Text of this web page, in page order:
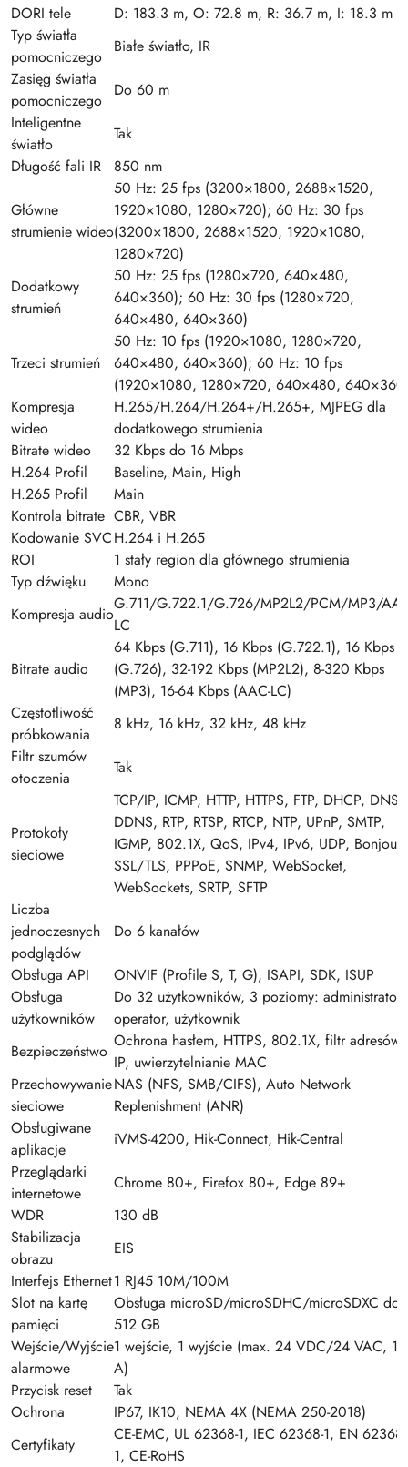
DORI tele
D: 183.3 m, O: 72.8 m, R: 36.7 m, I: 18.3 m
Typ światła
pomocniczego
Białe światło, IR
Zasięg światła
pomocniczego
Do 60 m
Inteligentne
światło
Tak
Długość fali IR
850 nm
Główne
strumienie wideo
50 Hz: 25 fps (3200×1800, 2688×1520,
1920×1080, 1280×720); 60 Hz: 30 fps
(3200×1800, 2688×1520, 1920×1080,
1280×720)
Dodatkowy
strumień
50 Hz: 25 fps (1280×720, 640×480,
640×360); 60 Hz: 30 fps (1280×720,
640×480, 640×360)
Trzeci strumień
50 Hz: 10 fps (1920×1080, 1280×720,
640×480, 640×360); 60 Hz: 10 fps
(1920×1080, 1280×720, 640×480,
Kompresja
wideo
H.265/H.264/H.264+/H.265+, MJPEG dla
dodatkowego strumienia
Bitrate wideo
32 Kbps do 16 Mbps
H.264 Profil
Baseline, Main, High
H.265 Profil
Main
Kontrola bitrate CBR, VBR
Kodowanie SVCH.264 i H.265
ROI
1 stały region dla głównego strumienia
Typ dźwięku
Mono
Kompresja audio
G.711/G.722.1/G.726/MP2L2/PCM/MP3/
LC
Bitrate audio
64 Kbps (G.711), 16 Kbps (G.722.1), 16 Kbps
(G.726), 32-192 Kbps (MP2L2), 8-320 Kbps
(MP3), 16-64 Kbps (AAC-LC)
Częstotliwość
próbkowania
8 kHz, 16 kHz, 32 kHz, 48 kHz
Filtr szumów
otoczenia
Tak
Protokoły
sieciowe
TCP/IP, ICMP, HTTP, HTTPS, FTP, DHCP, DNS,
DDNS, RTP, RTSP, RTCP, NTP, UPnP, SMTP,
IGMP, 802.1X, QoS, IPv4, IPv6, UDP, Bonjour,
SSL/TLS, PPPoE, SNMP, WebSocket,
WebSockets, SRTP, SFTP
Liczba
jednoczesnych
podglądów
Do 6 kanałów
Obsługa API
ONVIF (Profile S, T, G), ISAPI, SDK, ISUP
Obsługa
użytkowników
Do 32 użytkowników, 3 poziomy: administrator,
operator, użytkownik
Bezpieczeństwo
Ochrona hasłem, HTTPS, 802.1X, filtr adresów
IP, uwierzytelnianie MAC
Przechowywanie
sieciowe
NAS (NFS, SMB/CIFS), Auto Network
Replenishment (ANR)
Obsługiwane
aplikacje
iVMS-4200, Hik-Connect, Hik-Central
Przeglądarki
internetowe
Chrome 80+, Firefox 80+, Edge 89+
WDR
130 dB
Stabilizacja
obrazu
EIS
Interfejs Ethernet1 RJ45 10M/100M
Slot na kartę
pamięci
Obsługa microSD/microSDHC/microSDXC do
512 GB
Wejście/Wyjście
alarmowe
1 wejście, 1 wyjście (max. 24 VDC/24 VAC, 1
A)
Przycisk reset
Tak
Ochrona
IP67, IK10, NEMA 4X (NEMA 250-2018)
Certyfikaty
CE-EMC, UL 62368-1, IEC 62368-1, EN 62368-
1, CE-RoHS